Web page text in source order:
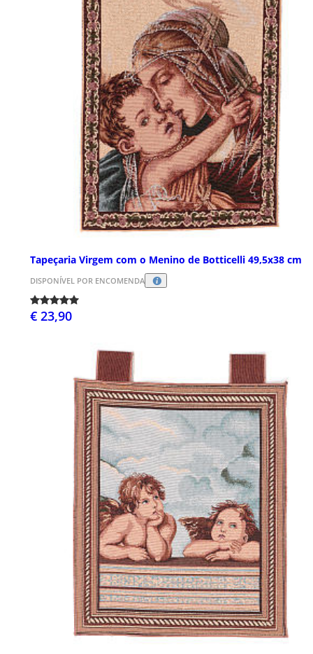
Tapeçaria Virgem com o Menino de Botticelli 49,5x38 cm
DISPONÍVEL POR ENCOMENDA
€ 23,90